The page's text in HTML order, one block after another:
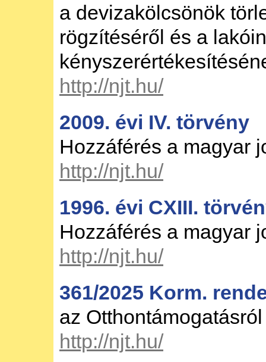
a devizakölcsönök
rögzítéséről és a
http://njt.hu/
2009. évi IV. törvény
Hozzáférés a magyar
http://njt.hu/
1996. évi CXIII.
Hozzáférés a magyar
http://njt.hu/
361/2025 Korm.
az Otthontámogatásról
http://njt.hu/